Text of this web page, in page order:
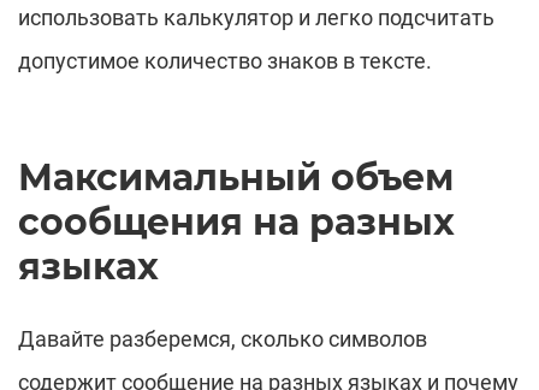
использовать калькулятор и легко подсчитать
допустимое количество знаков в тексте.
Максимальный объем
сообщения на разных
языках
Давайте разберемся, сколько символов
содержит сообщение на разных языках и почему